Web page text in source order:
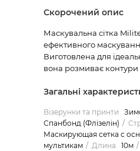
Скорочений опис
Маскувальна сітка
ефективного
Виготовлена для
вона розмиває контури
Загальні
Візерунки та принти
Спанбонд (Флізелін)
Маскирующая сетка с
мультикам
Длина 10м